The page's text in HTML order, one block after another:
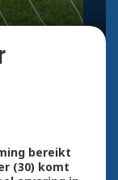
Bekijk alle foto's
bereikt
(30) komt